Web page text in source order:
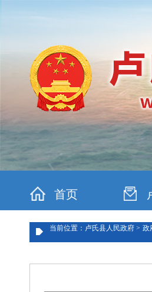
首页
当前位置：卢氏县人民政府 > 政